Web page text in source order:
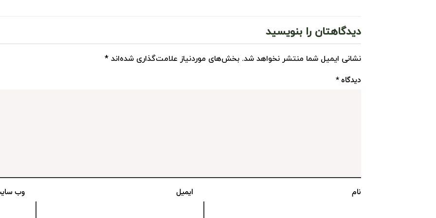
دیدگاهتان را بنویسید
نشانی ایمیل شما منتشر نخواهد شد. بخش‌های موردنیاز علامت‌گذاری شده‌اند *
دیدگاه*
نام ایمیل وب‌